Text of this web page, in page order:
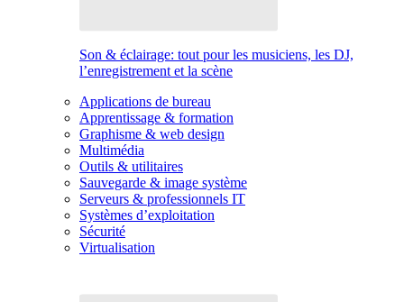
Son & éclairage: tout pour les musiciens, les DJ,
l’enregistrement et la scène
Applications de bureau
Apprentissage & formation
Graphisme & web design
Multimédia
Outils & utilitaires
Sauvegarde & image système
Serveurs & professionnels IT
Systèmes d’exploitation
Sécurité
Virtualisation